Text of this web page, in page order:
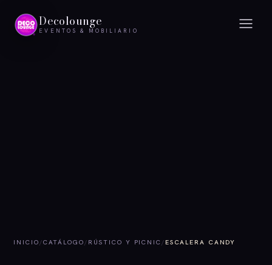
Decolounge
EVENTOS & MOBILIARIO
INICIO /CATÁLOGO / RÚSTICO Y PICNIC /ESCALERA CANDY